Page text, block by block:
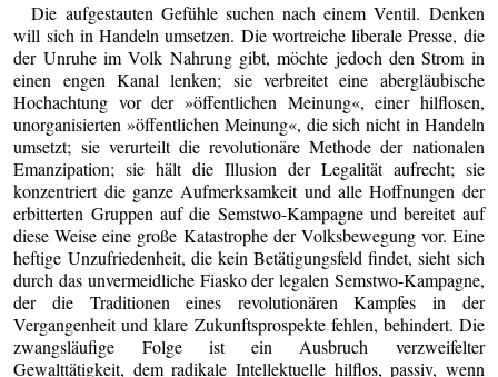
Die aufgestauten Gefühle suchen nach einem Ventil. Denken
will sich in Handeln umsetzen. Die wortreiche liberale Presse, die
der Unruhe im Volk Nahrung gibt, möchte jedoch den Strom in
einen engen Kanal lenken; sie verbreitet eine abergläubische
Hochachtung vor der »öffentlichen Meinung«, einer hilflosen,
unorganisierten »öffentlichen Meinung«, die sich nicht in Handeln
umsetzt; sie verurteilt die revolutionäre Methode der nationalen
Emanzipation; sie hält die Illusion der Legalität aufrecht; sie
konzentriert die ganze Aufmerksamkeit und alle Hoffnungen der
erbitterten Gruppen auf die Semstwo-Kampagne und bereitet auf
diese Weise eine große Katastrophe der Volksbewegung vor. Eine
heftige Unzufriedenheit, die kein Betätigungsfeld findet, sieht sich
durch das unvermeidliche Fiasko der legalen Semstwo-Kampagne,
der die Traditionen eines revolutionären Kampfes in der
Vergangenheit und klare Zukunftsprospekte fehlen, behindert. Die
zwangsläufige Folge ist ein Ausbruch verzweifelter
Gewalttätigkeit, dem radikale Intellektuelle hilflos, passiv, wenn